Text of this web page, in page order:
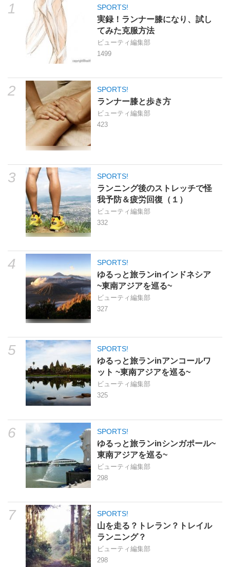
1 SPORTS!
実録！ランナー膝になり、試し
てみた克服方法
ビューティ編集部
1499
2 SPORTS!
ランナー膝と歩き方
ビューティ編集部
423
3 SPORTS!
ランニング後のストレッチで怪
我予防＆疲労回復（１）
ビューティ編集部
332
4
ゆるっと旅ランinインドネシア
~東南アジアを巡る~
ビューティ編集部
327
5 SPORTS!
ゆるっと旅ランinアンコールワ
ット ~東南アジアを巡る~
ビューティ編集部
325
6 SPORTS!
ゆるっと旅ランinシンガポール~
東南アジアを巡る~
ビューティ編集部
298
7 SPORTS!
山を走る？トレラン？トレイル
ランニング？
ビューティ編集部
298